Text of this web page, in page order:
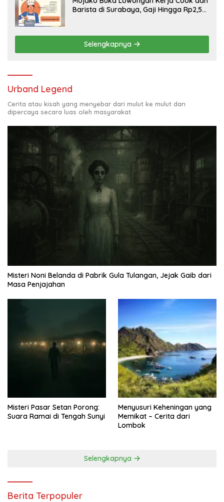
Barista di Surabaya, Gaji Hingga Rp2,5
Selengkapnya
Urband Legend
Cerita atau kisah yang menyebar dari mulut ke mulut dan
dipercaya secara luas oleh masyarakat
Misteri Noni Belanda di Pabrik Gula Tulangan, Jejak Gaib dari
Masa Penjajahan
Misteri Pasar Setan Porong:
Suara Ramai di Tengah Sunyi
Menyusuri Keheningan yang
Memikat – Cerita dari
Lombok
Selengkapnya
Berita Terpopuler